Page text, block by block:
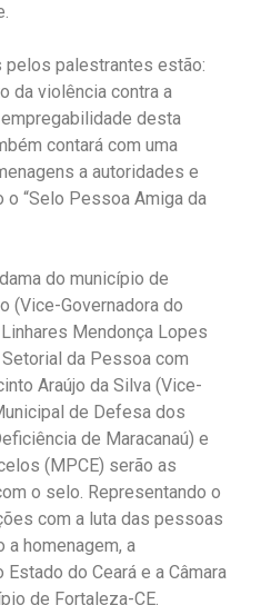
pelos palestrantes estão:
da violência contra a
desta
contará com uma
a autoridades e
“Selo Pessoa Amiga da
do município de
(Vice-Governadora do
Mendonça Lopes
da Pessoa com
Araújo da Silva (Vice-
de Defesa dos
de Maracanaú) e
(MPCE) serão as
o selo. Representando o
com a luta das pessoas
a homenagem, a
do Ceará e a Câmara
de Fortaleza-CE.